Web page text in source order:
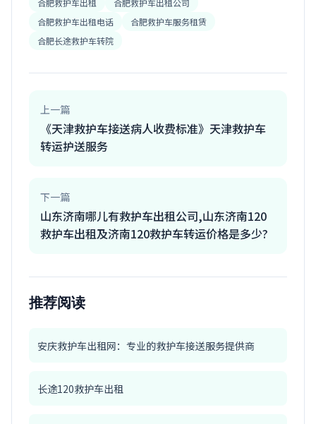
合肥救护车出租
合肥救护车出租公司
合肥救护车出租电话
合肥救护车服务租赁
合肥长途救护车转院
上一篇
《天津救护车接送病人收费标准》天津救护车
转运护送服务
下一篇
山东济南哪儿有救护车出租公司,山东济南120
救护车出租及济南120救护车转运价格是多少?
推荐阅读
安庆救护车出租网：专业的救护车接送服务提供商
长途120救护车出租